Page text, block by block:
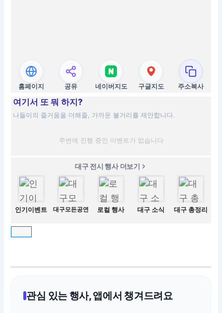
홈페이지 공유 네이버지도 구글지도 주소복사
여기서 또 뭐 하지?
나들이의 즐거움을 더해줄, 가까운 볼거리를 제안합니다.
주변에 진행 중인 이벤트가 없습니다
대구 전시 행사 더보기
인기이벤트 대구모든공연 로컬 행사 대구 소식 대구 총정리
관심 있는 행사, 앱에서 챙겨드려요